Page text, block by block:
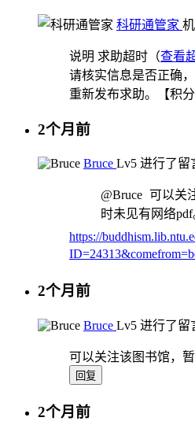
科研通管家
说明 求助超时（查看
请核实信息是否正确
重新发布求助。【积分
2个月前
Bruce Lv5 进行了留
@Bruce
可以关
时未见有网络pdf
https://
2个月前
Bruce Lv5 进行了留
可以关注该图书馆，
回复
2个月前